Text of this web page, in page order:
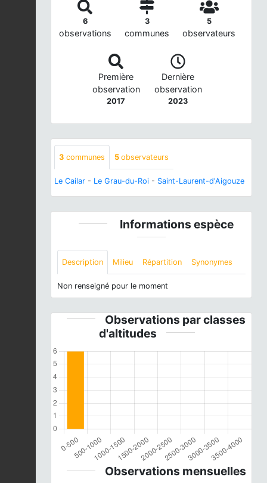
6
observations
3
communes
5
observateurs
Première
observation
2017
Dernière
observation
2023
3 communes 5 observateurs
Le Cailar - Le Grau-du-Roi - Saint-Laurent-d'Aigouze
Informations espèce
Description Milieu Répartition Synonymes
Non renseigné pour le moment
Observations par classes
d'altitudes
Observations mensuelles